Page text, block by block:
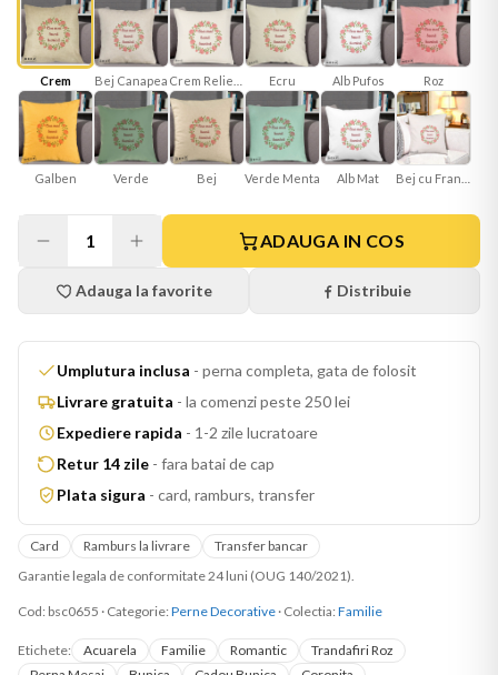
Crem Bej Canapea Ecru Alb Pufos Roz
Galben Verde Bej Verde Menta Alb Mat
1 ADAUGA IN COS
Adauga la favorite Distribuie
Umplutura inclusa - perna completa, gata de folosit
Livrare gratuita - la comenzi peste 250 lei
Expediere rapida - 1-2 zile lucratoare
Retur 14 zile - fara batai de cap
Plata sigura - card, ramburs, transfer
Card Ramburs la livrare
Transfer bancar
Garantie legala de conformitate 24 luni (OUG 140/2021).
Cod: bsc0655 · Categorie: Perne Decorative · Colectia: Familie
Etichete: Acuarela Familie Romantic
Trandafiri Roz